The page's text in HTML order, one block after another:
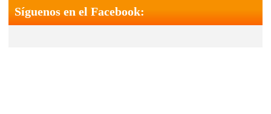
Síguenos en el Facebook: